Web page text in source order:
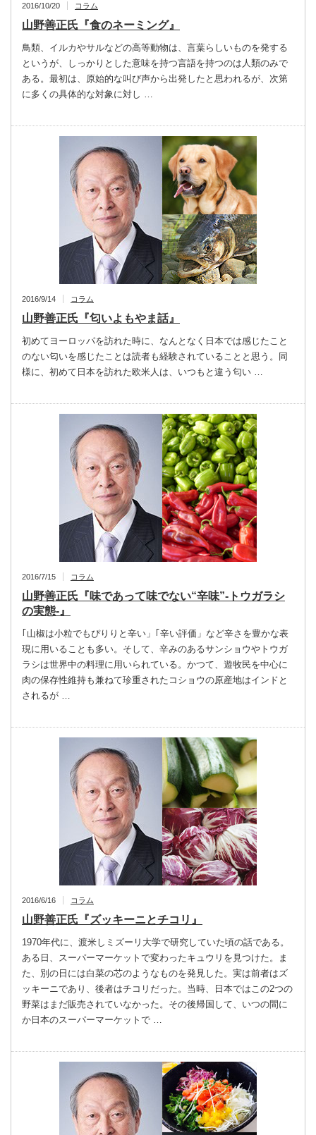
2016/10/20 コラム
山野善正氏『食のネーミング』
鳥類、イルカやサルなどの高等動物は、言葉らしいものを発する
というが、しっかりとした意味を持つ言語を持つのは人類のみで
ある。最初は、原始的な叫び声から出発したと思われるが、次第
に多くの具体的な対象に対し …
2016/9/14 コラム
山野善正氏『匂いよもやま話』
初めてヨーロッパを訪れた時に、なんとなく日本では感じたこと
のない匂いを感じたことは読者も経験されていることと思う。同
様に、初めて日本を訪れた欧米人は、いつもと違う匂い …
2016/7/15 コラム
山野善正氏『味であって味でない“辛味”‐トウガラシ
の実態‐』
｢山椒は小粒でもぴりりと辛い」｢辛い評価」など辛さを豊かな表
現に用いることも多い。そして、辛みのあるサンショウやトウガ
ラシは世界中の料理に用いられている。かつて、遊牧民を中心に
肉の保存性維持も兼ねて珍重されたコショウの原産地はインドと
されるが …
2016/6/16 コラム
山野善正氏『ズッキーニとチコリ』
1970年代に、渡米しミズーリ大学で研究していた頃の話である。
ある日、スーパーマーケットで変わったキュウリを見つけた。ま
た、別の日には白菜の芯のようなものを発見した。実は前者はズ
ッキーニであり、後者はチコリだった。当時、日本ではこの2つの
野菜はまだ販売されていなかった。その後帰国して、いつの間に
か日本のスーパーマーケットで …